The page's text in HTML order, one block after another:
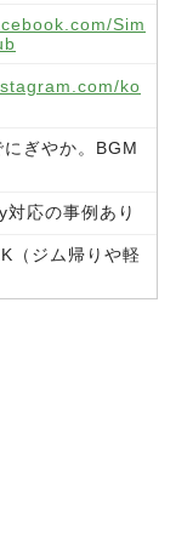
Sim
ko
ぎやか。BGM
応の事例あり
（ジム帰りや軽